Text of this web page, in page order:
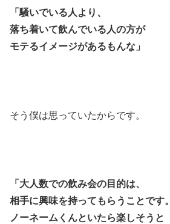
「騒いでいる人より、
落ち着いて飲んでいる人の方が
モテるイメージがあるもんな」
そう僕は思っていたからです。
「大人数での飲み会の目的は、
相手に興味を持ってもらうことです。
ノーネームくんといたら楽しそうと